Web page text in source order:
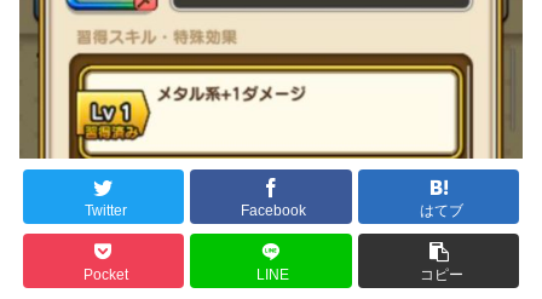
Twitter Facebook はてブ
Pocket LINE コピー